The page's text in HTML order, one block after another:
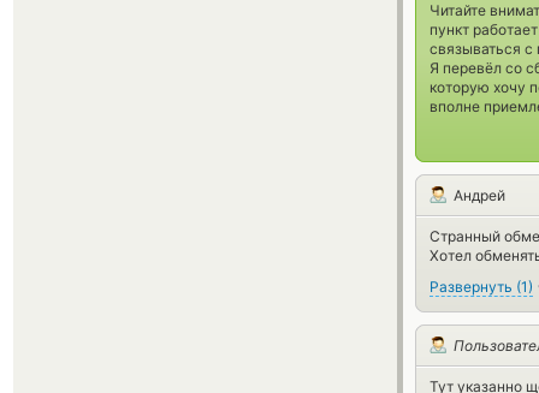
Читайте
пункт
связываться с
Я перевёл со
которую хочу
вполне
Андрей
Странный
Хотел
Развернуть (1)
Тут указанно